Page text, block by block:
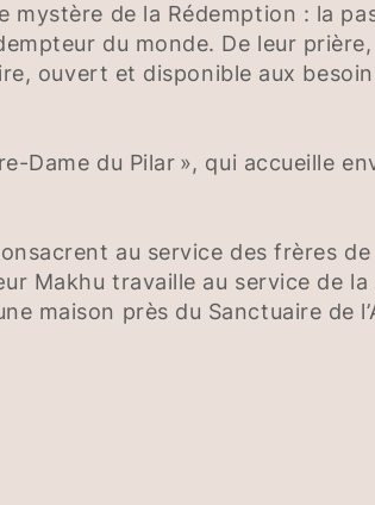
de la Rédemption : la
du monde. De leur
ouvert et disponible aux
Dame du Pilar », qui accueille
au service des frères
Makhu travaille au service de
maison près du Sanctuaire de